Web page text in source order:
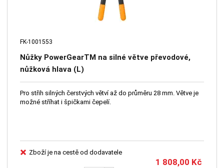
FK-1001553
Nůžky PowerGearTM na silné větve převodové,
nůžková hlava (L)
Pro střih silných čerstvých větví až do průměru 28 mm. Větve je
možné stříhat i špičkami čepelí.
Zboží je na cestě od dodavatele
1 808,00 Kč